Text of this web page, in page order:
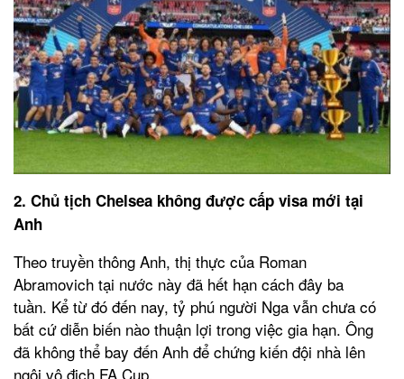
2. Chủ tịch Chelsea không được cấp visa mới tại
Anh
Theo truyền thông Anh, thị thực của Roman
Abramovich tại nước này đã hết hạn cách đây ba
tuần. Kể từ đó đến nay, tỷ phú người Nga vẫn chưa có
bất cứ diễn biến nào thuận lợi trong việc gia hạn. Ông
đã không thể bay đến Anh để chứng kiến đội nhà lên
ngôi vô địch FA Cup.